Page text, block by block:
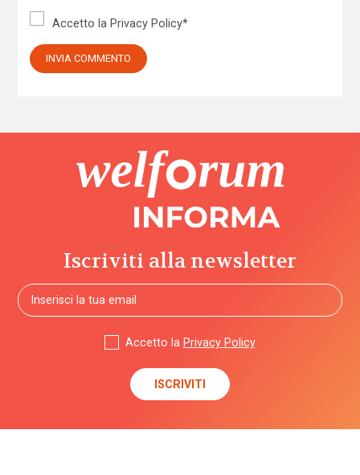
Accetto la Privacy Policy*
Iscriviti alla newsletter
Accetto la Privacy Policy